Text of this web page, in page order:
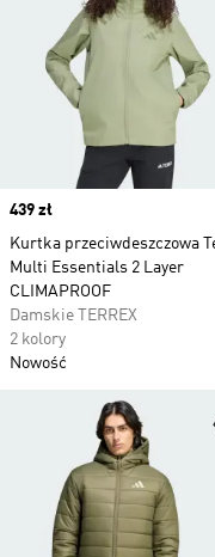
Price
439 zł
Kurtka przeciwdeszczowa
Multi Essentials 2 Layer
CLIMAPROOF
Damskie TERREX
2 kolory
Nowość